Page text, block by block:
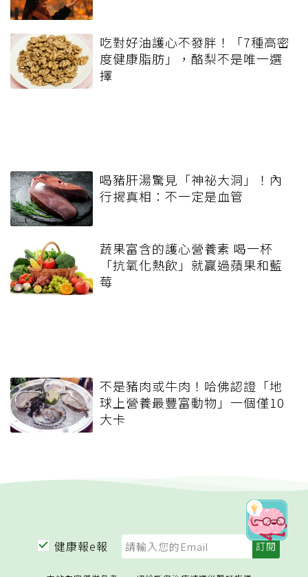
吃對好油護心不發胖！「7種高密
度健康脂肪」，酪梨不是唯一選
擇
喝豬肝湯驚見「神祕大洞」！內
行揭真相：不一定是血管
蔬果富含的護心營養素 喝一杯
「抗氧化熱飲」就贏過蘋果和藍
莓
不是豬肉或牛肉！哈佛認證「地
球上營養最豐富動物」一個僅10
大卡
健康報e報